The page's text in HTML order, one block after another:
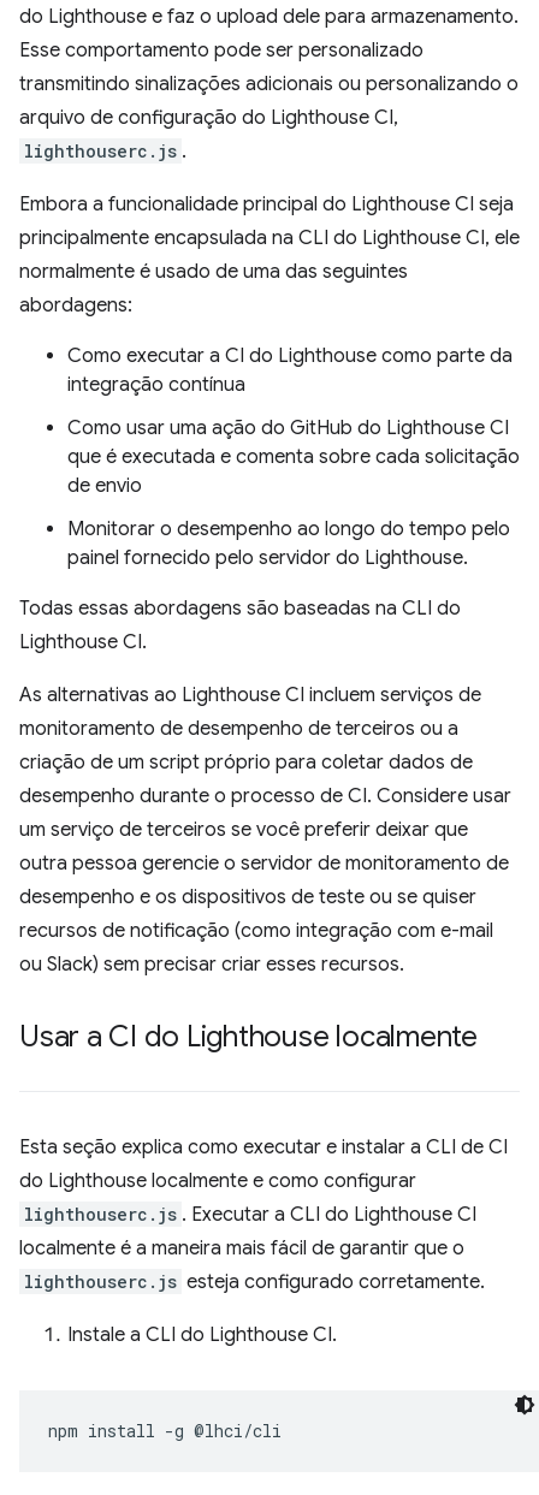
do Lighthouse e faz o upload dele para armazenamento.
Esse comportamento pode ser personalizado
transmitindo sinalizações adicionais ou personalizando o
arquivo de configuração do Lighthouse CI,
lighthouserc.js .
Embora a funcionalidade principal do Lighthouse CI seja
principalmente encapsulada na CLI do Lighthouse CI, ele
normalmente é usado de uma das seguintes
abordagens:
Como executar a CI do Lighthouse como parte da
integração contínua
Como usar uma ação do GitHub do Lighthouse CI
que é executada e comenta sobre cada solicitação
de envio
Monitorar o desempenho ao longo do tempo pelo
painel fornecido pelo servidor do Lighthouse.
Todas essas abordagens são baseadas na CLI do
Lighthouse CI.
As alternativas ao Lighthouse CI incluem serviços de
monitoramento de desempenho de terceiros ou a
criação de um script próprio para coletar dados de
desempenho durante o processo de CI. Considere usar
um serviço de terceiros se você preferir deixar que
outra pessoa gerencie o servidor de monitoramento de
desempenho e os dispositivos de teste ou se quiser
recursos de notificação (como integração com e-mail
ou Slack) sem precisar criar esses recursos.
Usar a CI do Lighthouse localmente
Esta seção explica como executar e instalar a CLI de CI
do Lighthouse localmente e como configurar
lighthouserc.js . Executar a CLI do Lighthouse CI
localmente é a maneira mais fácil de garantir que o
lighthouserc.js esteja configurado corretamente.
Instale a CLI do Lighthouse CI.
npm install -g